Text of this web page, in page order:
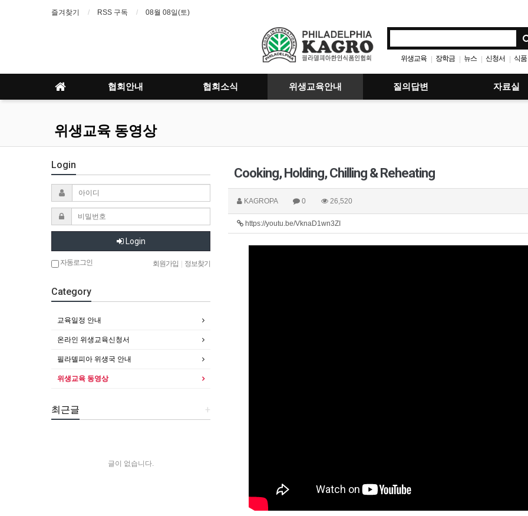
즐겨찾기 RSS 구독 08월 08일(토)
위생교육 | 장학금 | 뉴스 | 신청서 | 식품
협회안내 협회소식 위생교육안내 질의답변 자료실
위생교육 동영상
Cooking, Holding, Chilling & Reheating
KAGROPA 0 26,520
https://youtu.be/VknaD1wn3ZI
Login
Login
자동로그인 회원가입 정보찾기
Category
교육일정 안내
온라인 위생교육신청서
필라델피아 위생국 안내
위생교육 동영상
+
최근글
글이 없습니다.